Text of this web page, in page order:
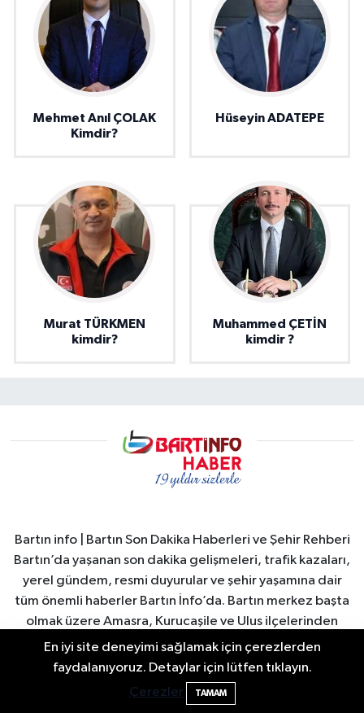
Mehmet Anıl ÇOLAK
Kimdir?
Hüseyin ADATEPE
Murat TÜRKMEN
kimdir?
Muhammed ÇETİN
kimdir ?
Bartın info | Bartın Son Dakika Haberleri ve Şehir Rehberi
Bartın’da yaşanan son dakika gelişmeleri, trafik kazaları,
yerel gündem, resmi duyurular ve şehir yaşamına dair
tüm önemli haberler Bartın İnfo’da. Bartın merkez başta
olmak üzere Amasra, Kurucaşile ve Ulus ilçelerinden
güncel haberler hızlı ve güvenilir şekilde okuyuculara
ulaştırılır. Bartın Valiliği ve Bartın Belediyesi duyuruları,
şehirdeki sosyal yaşam, turizm gelişmeleri, ekonomi ve
spor haberleri anlık olarak yayınlanır. Ayrıca Bartın
En iyi site deneyimi sağlamak için çerezlerden
faydalanıyoruz. Detaylar için lütfen tıklayın.
Çerezler
TAMAM
Bartın TSO'da Ortak Gündem: Ekonomi
ve Sektörel Sorunlar